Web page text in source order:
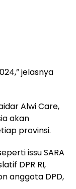
jelasnya
Alwi Care,
akan
provinsi.
issu SARA
DPR RI,
anggota DPD,